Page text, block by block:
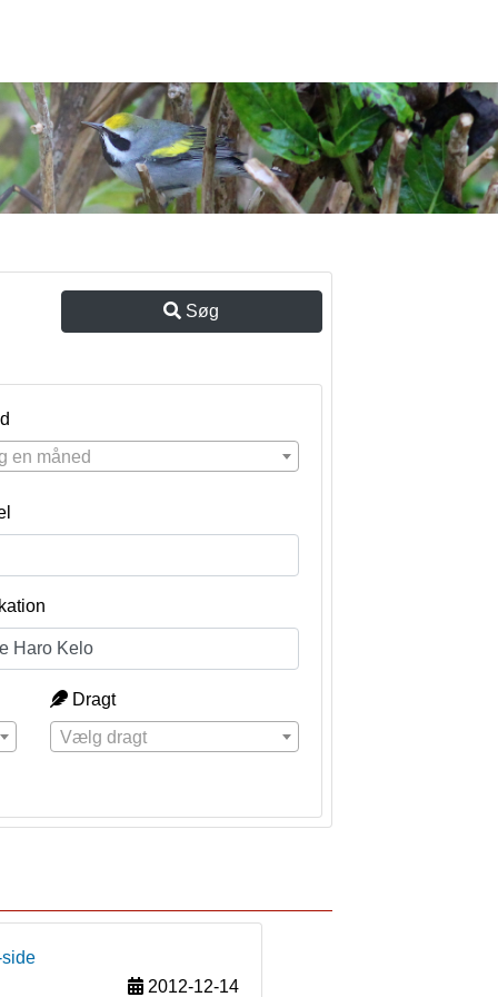
Søg
en måned
Dragt
Vælg dragt
2012-12-14